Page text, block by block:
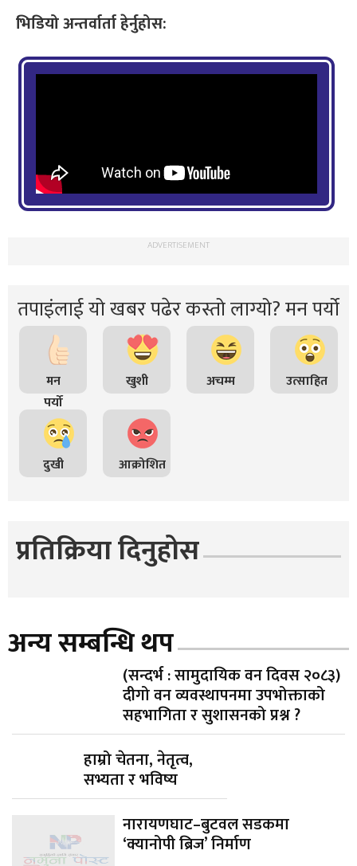
भिडियो अन्तर्वार्ता हेर्नुहोस:
ADVERTISEMENT
तपाइंलाई यो खबर पढेर कस्तो लाग्यो? मन पर्यो
मन
पर्यो
खुशी अचम्म उत्साहित
दुखी आक्रोशित
प्रतिक्रिया दिनुहोस
अन्य सम्बन्धि थप
(सन्दर्भ : सामुदायिक वन दिवस २०८३)
दीगो वन व्यवस्थापनमा उपभोक्ताको
सहभागिता र सुशासनको प्रश्न ?
हाम्रो चेतना, नेतृत्व,
सभ्यता र भविष्य
नारायणघाट–बुटवल सडकमा
‘क्यानोपी ब्रिज’ निर्माण